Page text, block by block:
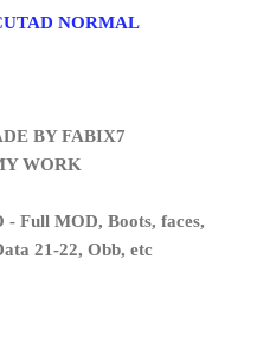
NORMAL
BY FABIX7
WORK
Full MOD, Boots, faces,
21-22, Obb, etc